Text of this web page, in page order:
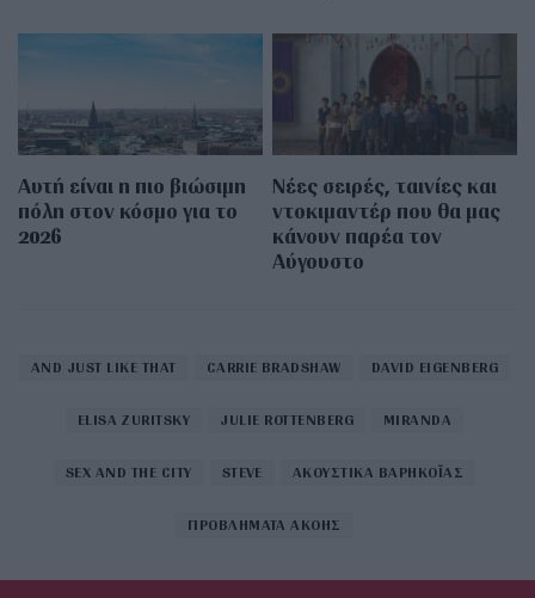
Αυτή είναι η πιο βιώσιμη
πόλη στον κόσμο για το
2026
Νέες σειρές, ταινίες και
ντοκιμαντέρ που θα μας
κάνουν παρέα τον
Αύγουστο
AND JUST LIKE THAT CARRIE BRADSHAW DAVID EIGENBERG
ELISA ZURITSKY JULIE ROTTENBERG MIRANDA
SEX AND THE CITY STEVE ΑΚΟΥΣΤΙΚΑ ΒΑΡΗΚΟΪΑΣ
ΠΡΟΒΛΗΜΑΤΑ ΑΚΟΗΣ